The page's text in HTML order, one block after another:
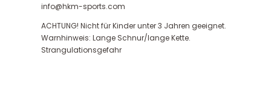
info@hkm-sports.com
ACHTUNG! Nicht für Kinder unter 3 Jahren geeignet.
Warnhinweis: Lange Schnur/lange Kette.
Strangulationsgefahr